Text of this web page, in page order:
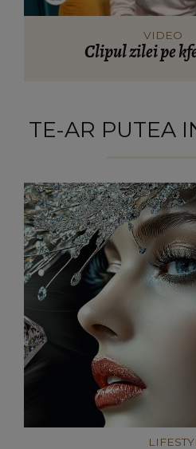
VIDEO
Clipul zilei pe
TE-AR PUTEA